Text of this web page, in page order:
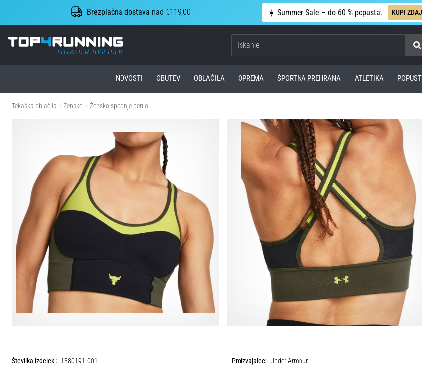
Brezplačna dostava nad €119,00 ☀️ Summer Sale – do 60 % popusta. KUPI ZDAJ
Top4Running.si
Iskanje
NOVOSTI OBUTEV OBLAČILA OPREMA ŠPORTNA PREHRANA ATLETIKA POPUSTI
Tekaška oblačila Ženske Žensko spodnje perilo
Številka izdelek : 1380191-001 Proizvajalec: Under Armour